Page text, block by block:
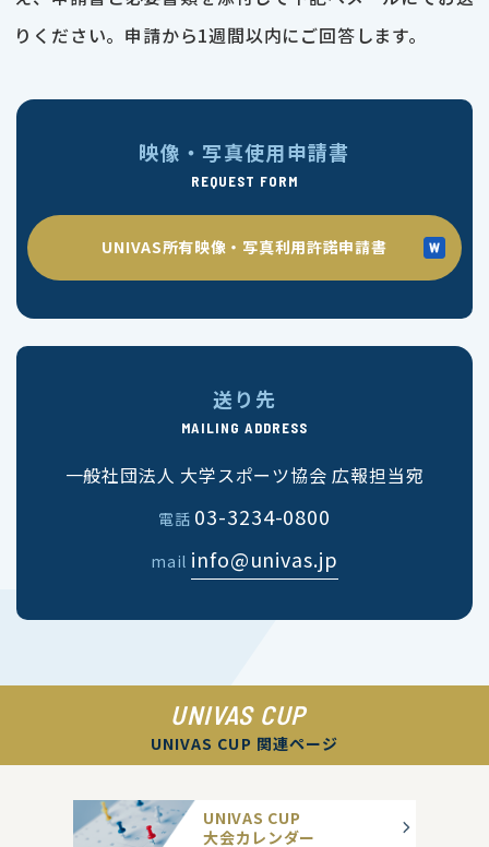
りください。申請から1週間以内にご回答します。
映像・写真使用申請書
REQUEST FORM
UNIVAS所有映像・写真利用許諾申請書
送り先
MAILING ADDRESS
一般社団法人 大学スポーツ協会 広報担当宛
電話 03-3234-0800
mail info@univas.jp
UNIVAS CUP
UNIVAS CUP 関連ページ
UNIVAS CUP
大会カレンダー